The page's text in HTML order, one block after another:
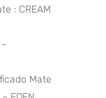
: CREAM
Mate